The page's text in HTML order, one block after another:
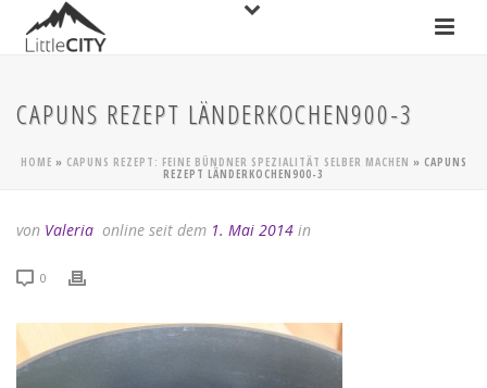
CAPUNS REZEPT LÄNDERKOCHEN900-3
HOME » CAPUNS REZEPT: FEINE BÜNDNER SPEZIALITÄT SELBER MACHEN » CAPUNS
REZEPT LÄNDERKOCHEN900-3
von Valeria online seit dem 1. Mai 2014 in
0